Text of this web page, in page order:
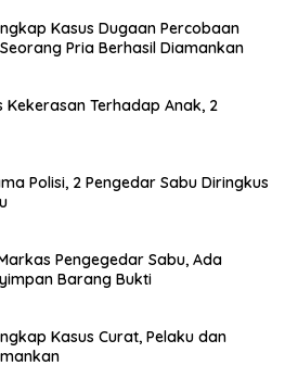
Kasus Dugaan Percobaan
Pria Berhasil Diamankan
Kekerasan Terhadap Anak, 2
Polisi, 2 Pengedar Sabu Diringkus
Pengegedar Sabu, Ada
Barang Bukti
Kasus Curat, Pelaku dan